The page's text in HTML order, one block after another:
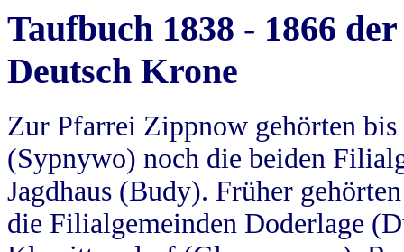
Taufbuch 1838 - 1866
Deutsch Krone
Zur Pfarrei Zippnow gehörten
(Sypnywo) noch die beiden
Jagdhaus (Budy). Früher
die Filialgemeinden Doderlage